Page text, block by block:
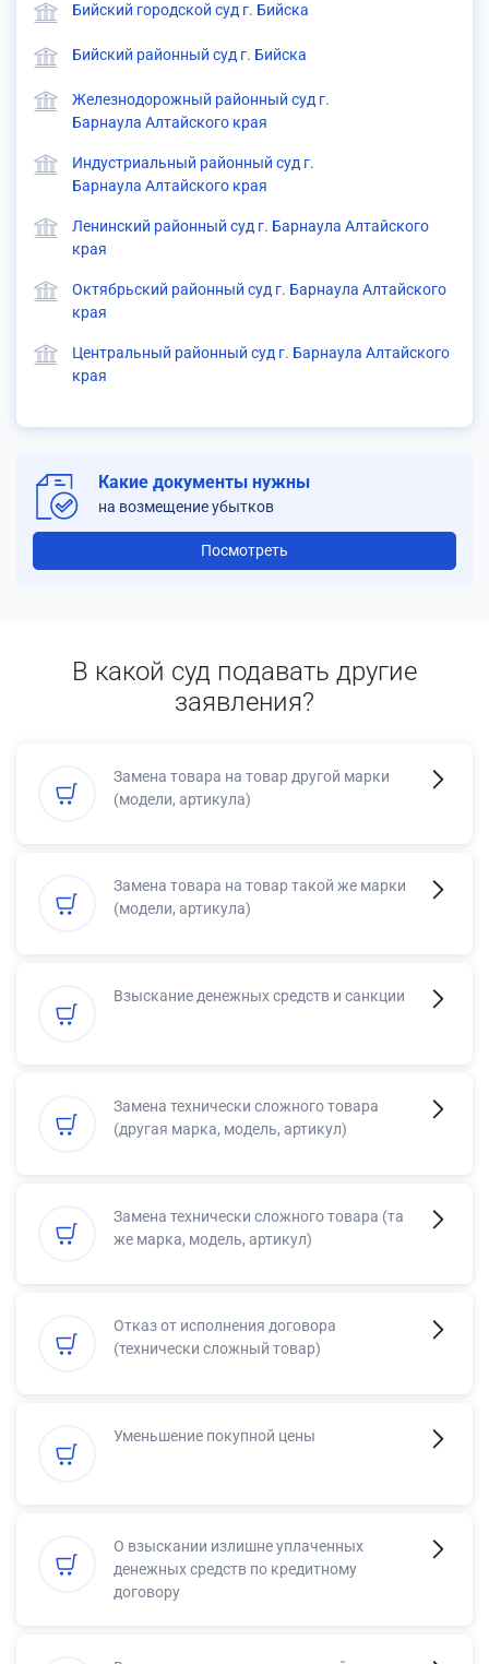
Бийский городской суд г. Бийска
Бийский районный суд г. Бийска
Железнодорожный районный суд г.
Барнаула Алтайского края
Индустриальный районный суд г.
Барнаула Алтайского края
Ленинский районный суд г. Барнаула Алтайского
края
Октябрьский районный суд г. Барнаула Алтайского
края
Центральный районный суд г. Барнаула Алтайского
края
Какие документы нужны
на возмещение убытков
Посмотреть
В какой суд подавать другие
заявления?
Замена товара на товар другой марки
(модели, артикула)
Замена товара на товар такой же марки
(модели, артикула)
Взыскание денежных средств и санкции
Замена технически сложного товара
(другая марка, модель, артикул)
Замена технически сложного товара (та
же марка, модель, артикул)
Отказ от исполнения договора
(технически сложный товар)
Уменьшение покупной цены
О взыскании излишне уплаченных
денежных средств по кредитному
договору